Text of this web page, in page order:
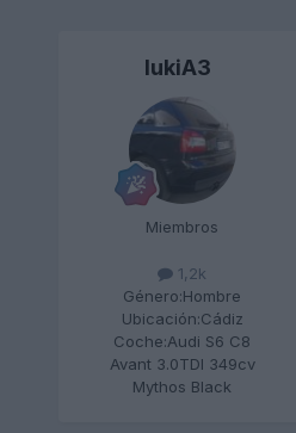
lukiA3
Miembros
1,2k
Género:Hombre
Ubicación:Cádiz
Coche:Audi S6 C8
Avant 3.0TDI 349cv
Mythos Black